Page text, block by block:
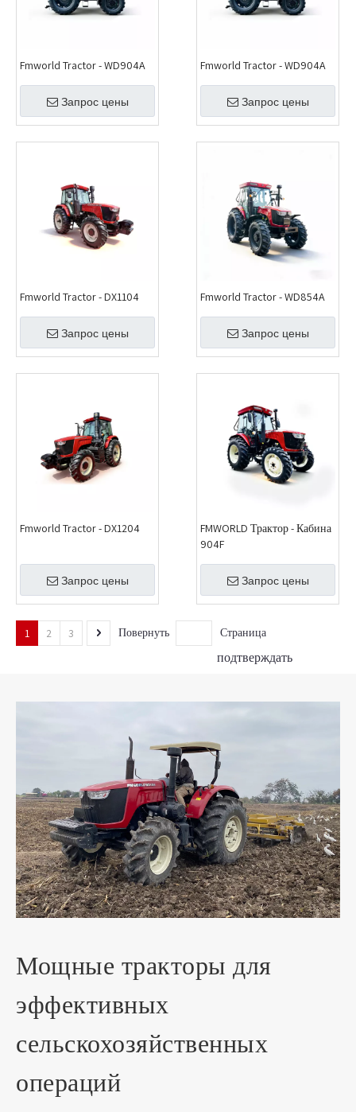
Fmworld Tractor - WD904A
Запрос цены
Fmworld Tractor - WD904A
Запрос цены
Fmworld Tractor - DX1104
Запрос цены
Fmworld Tractor - WD854A
Запрос цены
Fmworld Tractor - DX1204
Запрос цены
FMWORLD Трактор - Кабина
904F
Запрос цены
1 2 3 Повернуть Страница
подтверждать
Мощные тракторы для
эффективных
сельскохозяйственных
операций